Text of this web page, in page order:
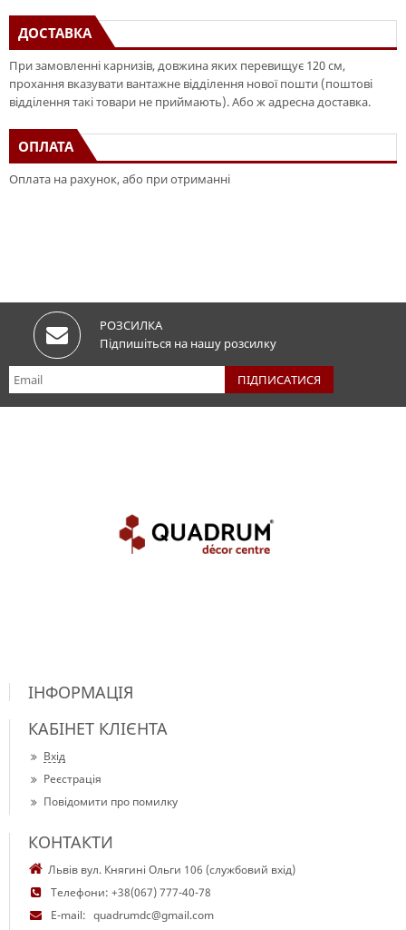
ДОСТАВКА
При замовленні карнизів, довжина яких перевищує 120 см,
прохання вказувати вантажне відділення нової пошти (поштові
відділення такі товари не приймають). Або ж адресна доставка.
ОПЛАТА
Оплата на рахунок, або при отриманні
РОЗСИЛКА
Підпишіться на нашу розсилку
ІНФОРМАЦІЯ
КАБІНЕТ КЛІЄНТА
Вхід
Реєстрація
Повідомити про помилку
КОНТАКТИ
Львів вул. Княгині Ольги 106 (службовий вхід)
Телефони: +38(067) 777-40-78
E-mail: quadrumdc@gmail.com